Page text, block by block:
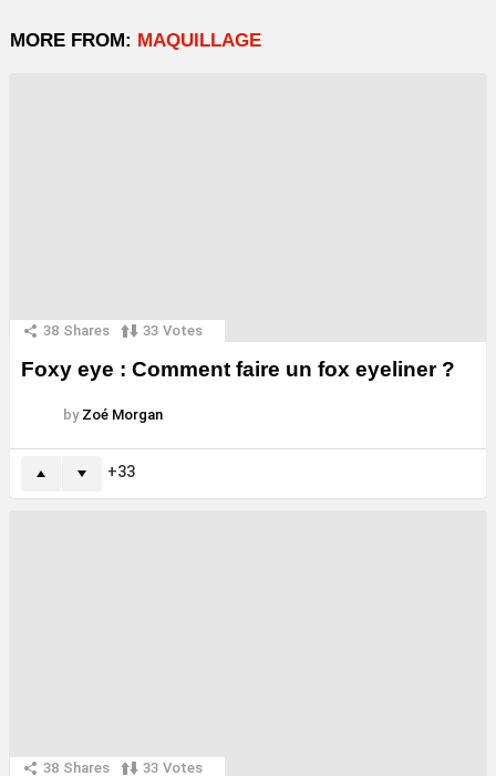
MORE FROM: MAQUILLAGE
38 Shares 33 Votes
Foxy eye : Comment faire un fox eyeliner ?
by Zoé Morgan
33
38 Shares 33 Votes